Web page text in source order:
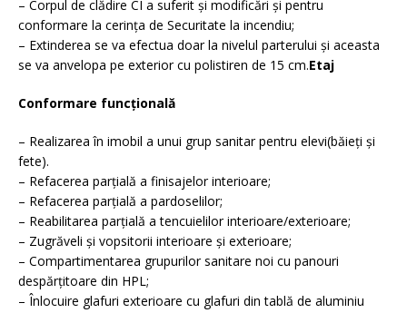
– Corpul de clădire CI a suferit şi modificări şi pentru
conformare la cerinţa de Securitate la incendiu;
– Extinderea se va efectua doar la nivelul parterului şi aceasta
se va anvelopa pe exterior cu polistiren de 15 cm.Etaj
Conformare funcţională
– Realizarea în imobil a unui grup sanitar pentru elevi(băieţi şi
fete).
– Refacerea parţială a finisajelor interioare;
– Refacerea parţială a pardoselilor;
– Reabilitarea parţială a tencuielilor interioare/exterioare;
– Zugrăveli şi vopsitorii interioare şi exterioare;
– Compartimentarea grupurilor sanitare noi cu panouri
despărţitoare din HPL;
– Înlocuire glafuri exterioare cu glafuri din tablă de aluminiu